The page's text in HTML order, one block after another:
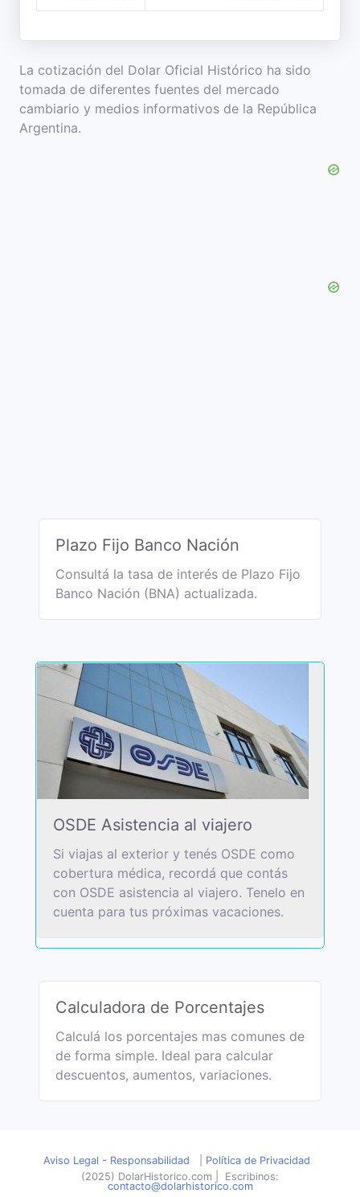
La cotización del Dolar Oficial Histórico ha sido
tomada de diferentes fuentes del mercado
cambiario y medios informativos de la República
Argentina.
Plazo Fijo Banco Nación
Consultá la tasa de interés de Plazo Fijo
Banco Nación (BNA) actualizada.
OSDE Asistencia al viajero
Si viajas al exterior y tenés OSDE como
cobertura médica, recordá que contás
con OSDE asistencia al viajero. Tenelo en
cuenta para tus próximas vacaciones.
Calculadora de Porcentajes
Calculá los porcentajes mas comunes de
de forma simple. Ideal para calcular
descuentos, aumentos, variaciones.
Aviso Legal - Responsabilidad
Política de Privacidad
(2025) DolarHistorico.com
Escribinos:
contacto@dolarhistorico.com